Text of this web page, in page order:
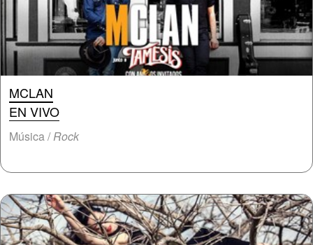
MCLAN
EN VIVO
Música /Rock